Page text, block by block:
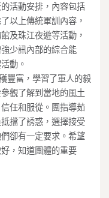
活動安排，內容包括
以上傳統軍訓內容，
及珠江夜遊等活動，
少訊內部的綜合能
動。
豐富，學習了軍人的毅
觀了解到當地的風土
任和服從。團指導茹
擋了誘惑，選擇接受
卻有一定要求。希望
，知道團體的重要